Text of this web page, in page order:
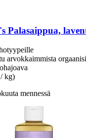
Palasaippua,
arvokkaimmista
kg)
mennessä